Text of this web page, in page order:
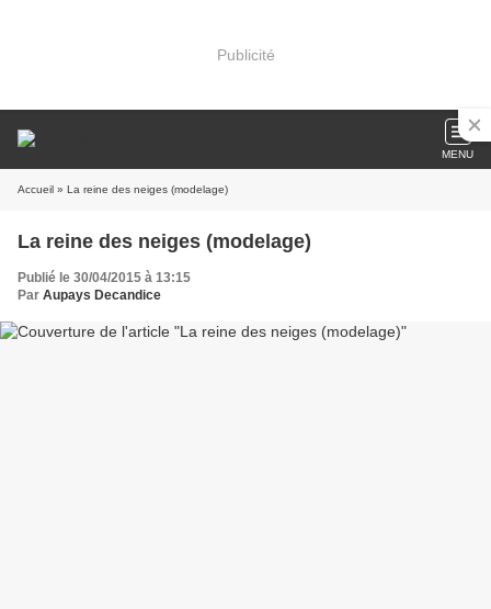
Publicité
MENU
Accueil » La reine des neiges (modelage)
La reine des neiges (modelage)
Publié le 30/04/2015 à 13:15
Par Aupays Decandice